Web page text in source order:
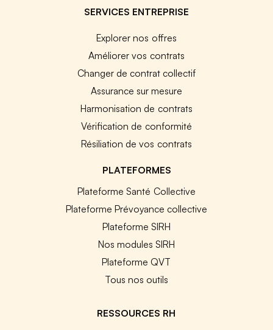
SERVICES ENTREPRISE
Explorer nos offres
Améliorer vos contrats
Changer de contrat collectif
Assurance sur mesure
Harmonisation de contrats
Vérification de conformité
Résiliation de vos contrats
PLATEFORMES
Plateforme Santé Collective
Plateforme Prévoyance collective
Plateforme SIRH
Nos modules SIRH
Plateforme QVT
Tous nos outils
RESSOURCES RH